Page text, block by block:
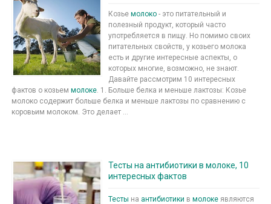
Козье молоко - это питательный и
полезный продукт, который часто
употребляется в пищу. Но помимо своих
питательных свойств, у козьего молока
есть и другие интересные аспекты, о
которых многие, возможно, не знают.
Давайте рассмотрим 10 интересных
фактов о козьем молоке. 1. Больше белка и меньше лактозы: Козье
молоко содержит больше белка и меньше лактозы по сравнению с
коровьим молоком. Это делает ...
Тесты на антибиотики в молоке, 10
интересных фактов
Тесты на антибиотики в молоке являются